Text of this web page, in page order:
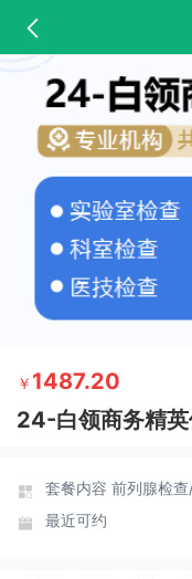
￥ 1487.20
24-白领商务精英
套餐内容 前列腺检
最近可约